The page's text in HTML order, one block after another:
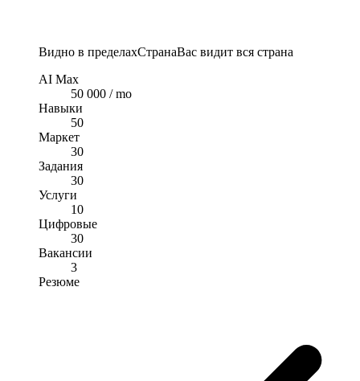
Видно в пределахСтранаВас видит вся страна
AI Max
50 000 / mo
Навыки
50
Маркет
30
Задания
30
Услуги
10
Цифровые
30
Вакансии
3
Резюме